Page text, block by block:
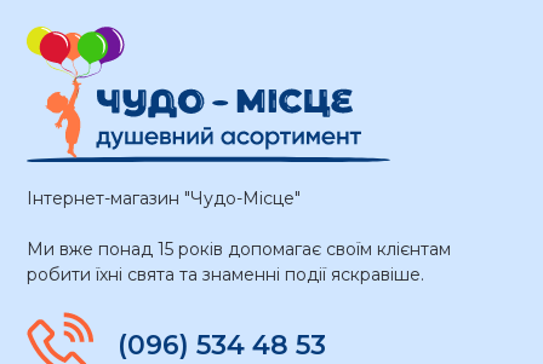
Інтернет-магазин "Чудо-Місце"
Ми вже понад 15 років допомагає своїм клієнтам
робити їхні свята та знаменні події яскравіше.
(096) 534 48 53